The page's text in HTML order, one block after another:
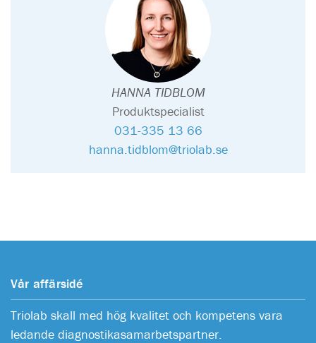
HANNA TIDBLOM
Produktspecialist
031-335 13 66
hanna.tidblom@triolab.se
Vår affärsidé
Triolab skall med hög kvalitet och kompetens vara
ledande diagnostikasamarbetspartner.